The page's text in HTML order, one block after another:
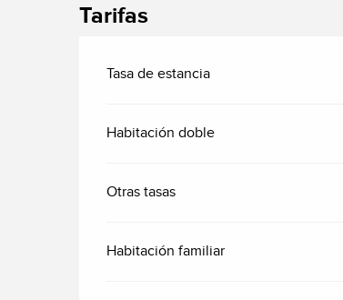
Tarifas
Tasa de estancia
Habitación doble
Otras tasas
Habitación familiar